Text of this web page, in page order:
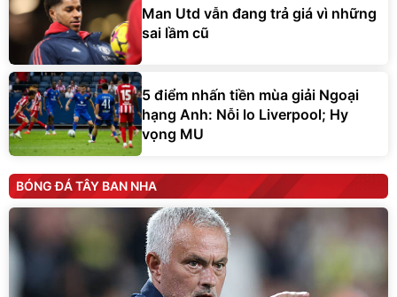
Man Utd vẫn đang trả giá vì những
sai lầm cũ
5 điểm nhấn tiền mùa giải Ngoại
hạng Anh: Nỗi lo Liverpool; Hy
vọng MU
BÓNG ĐÁ TÂY BAN NHA